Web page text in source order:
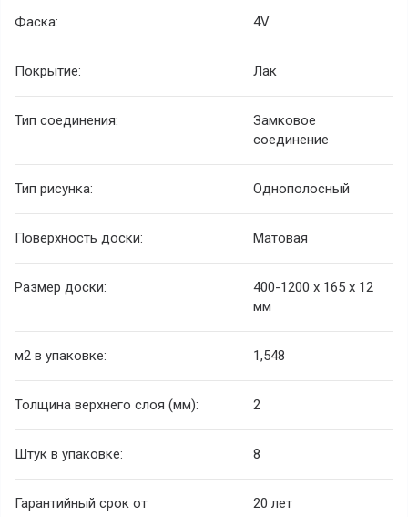
Фаска: 4V
Покрытие: Лак
Тип соединения:
Замковое
соединение
Тип рисунка: Однополосный
Поверхность доски: Матовая
Размер доски:
400-1200 х 165 х 12
мм
м2 в упаковке: 1,548
Толщина верхнего слоя (мм): 2
Штук в упаковке: 8
Гарантийный срок от
20 лет